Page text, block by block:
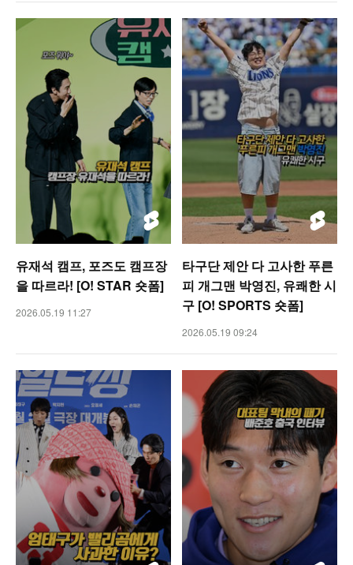
유재석 캠프, 포즈도 캠프장
을 따르라! [O! STAR 숏폼]
2026.05.19 11:27
타구단 제안 다 고사한 푸른
피 개그맨 박영진, 유쾌한 시
구 [O! SPORTS 숏폼]
2026.05.19 09:24